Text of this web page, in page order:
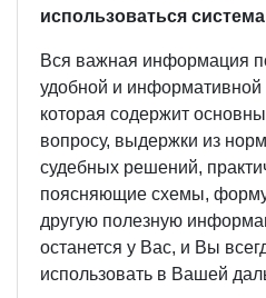
использоваться
Вся важная информация
удобной и информативной
которая содержит
вопросу, выдержки из
судебных решений,
поясняющие схемы,
другую полезную
останется у Вас, и Вы
использовать в Вашей